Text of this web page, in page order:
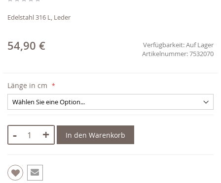
Edelstahl 316 L, Leder
54,90 € Verfügbarkeit:Auf Lager
7532070
Länge in cm
- + In den Warenkorb